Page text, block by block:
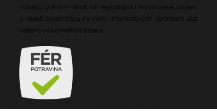
obsahu týchto stránok, ich reprodukciu, kopírovanie, úpravu
a najmä prezentáciu na iných internetových stránkach bez
našeho výslovneho súhlasu.